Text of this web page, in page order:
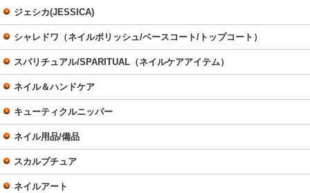
ジェシカ(JESSICA)
シャレドワ（ネイルポリッシュ/ベースコート/トップコート）
スパリチュアル/SPARITUAL（ネイルケアアイテム）
ネイル＆ハンドケア
キューティクルニッパー
ネイル用品/備品
スカルプチュア
ネイルアート